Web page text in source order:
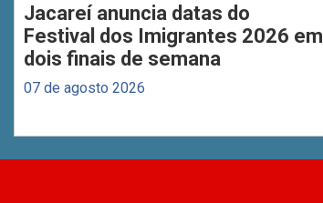
Jacareí anuncia datas do
Festival dos Imigrantes 2026 em
dois finais de semana
07 de agosto 2026